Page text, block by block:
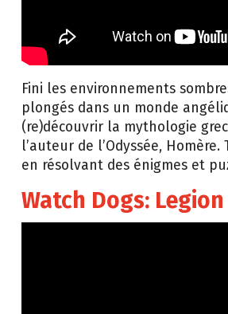
Fini les environnements
plongés dans un monde
(re)découvrir la mythologie
l’auteur de l’Odyssée,
en résolvant des énigmes et
Watch Dogs: Legion